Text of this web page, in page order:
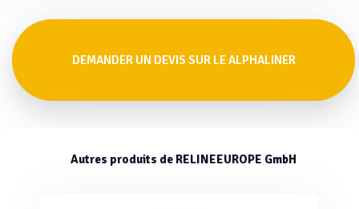
DEMANDER UN DEVIS SUR LE ALPHALINER
Autres produits de RELINEEUROPE GmbH